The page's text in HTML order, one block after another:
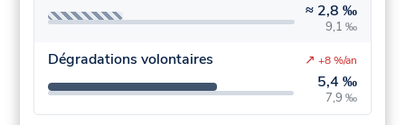
≈ 2,8 ‰
9,1 ‰
Dégradations volontaires
5,4 ‰
7,9 ‰
↗ +8 %/an